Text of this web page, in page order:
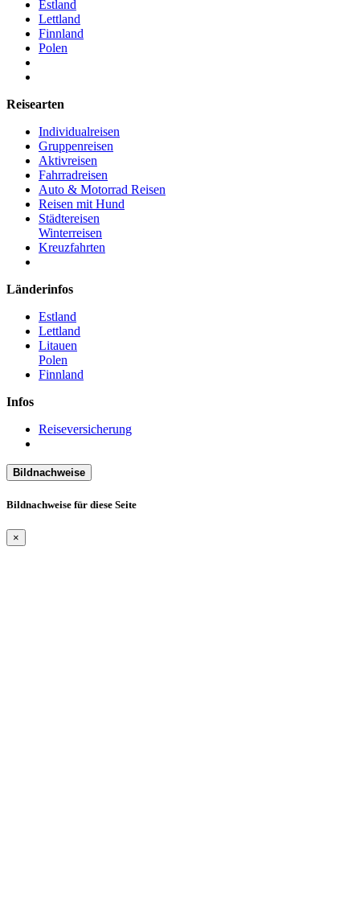
Estland
Lettland
Finnland
Polen
Reisearten
Individualreisen
Gruppenreisen
Aktivreisen
Fahrradreisen
Auto & Motorrad Reisen
Reisen mit Hund
Städtereisen
Winterreisen
Kreuzfahrten
Länderinfos
Estland
Lettland
Litauen
Polen
Finnland
Infos
Reiseversicherung
Bildnachweise
Bildnachweise für diese Seite
×